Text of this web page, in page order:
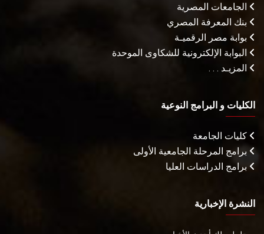
الجامعات المصرية
بنك المعرفة المصري
بوابة مصر الرقميـة
البوابة الإلكترونية للشكاوى الموحدة
المزيـد . . .
الكليات و البرامج النوعية
كليات الجامعة
برامج المرحلة الجامعية الأولى
برامج الدراسات العليا
النشرة الإخبارية